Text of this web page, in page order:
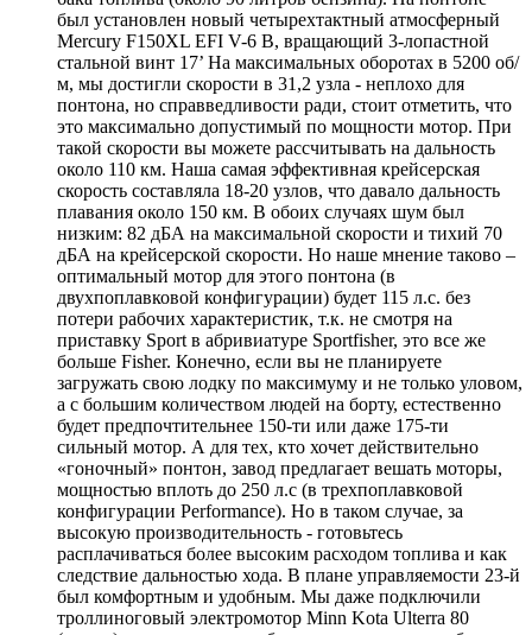
был установлен новый четырехтактный атмосферный
Mercury F150XL EFI V-6 B, вращающий 3-лопастной
стальной винт 17’ На максимальных оборотах в 5200 об/
м, мы достигли скорости в 31,2 узла - неплохо для
понтона, но справведливости ради, стоит отметить, что
это максимально допустимый по мощности мотор. При
такой скорости вы можете рассчитывать на дальность
около 110 км. Наша самая эффективная крейсерская
скорость составляла 18-20 узлов, что давало дальность
плавания около 150 км. В обоих случаях шум был
низким: 82 дБА на максимальной скорости и тихий 70
дБА на крейсерской скорости. Но наше мнение таково –
оптимальный мотор для этого понтона (в
двухпоплавковой конфигурации) будет 115 л.с. без
потери рабочих характеристик, т.к. не смотря на
приставку Sport в абривиатуре Sportfisher, это все же
больше Fisher. Конечно, если вы не планируете
загружать свою лодку по максимуму и не только уловом,
а с большим количеством людей на борту, естественно
будет предпочтительнее 150-ти или даже 175-ти
сильный мотор. А для тех, кто хочет действительно
«гоночный» понтон, завод предлагает вешать моторы,
мощностью вплоть до 250 л.с (в трехпоплавковой
конфигурации Performance). Но в таком случае, за
высокую производительность - готовьтесь
расплачиваться более высоким расходом топлива и как
следствие дальностью хода. В плане управляемости 23-й
был комфортным и удобным. Мы даже подключили
троллиноговый электромотор Minn Kota Ulterra 80